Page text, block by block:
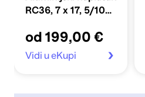
RC36, 7 x 17, 5/108,
crni sjajni polirani
od 199,00 €
Vidi u eKupi